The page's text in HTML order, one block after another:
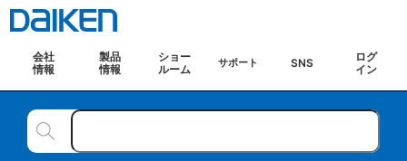
会社
情報
製品
情報
ショー
ルーム
サポート SNS
ログ
イン